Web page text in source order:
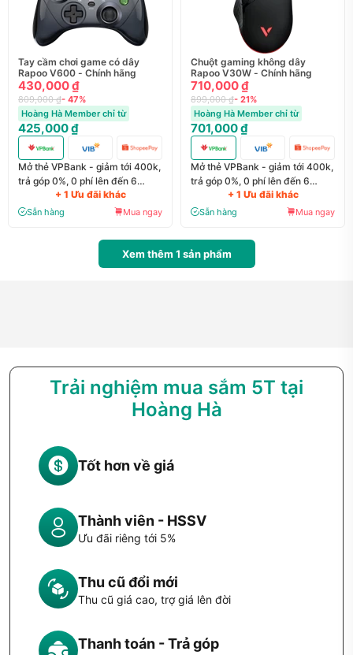
Tay cầm chơi game có dây
Rapoo V600 - Chính hãng
430,000 ₫
809,000 ₫- 47%
Hoàng Hà Member chỉ từ
425,000 ₫
Mở thẻ VPBank - giảm tới 400k,
trả góp 0%, 0 phí lên đến 6
+ 1 Ưu đãi khác
Sẵn hàng Mua ngay
Chuột gaming không dây
Rapoo V30W - Chính hãng
710,000 ₫
899,000 ₫- 21%
Hoàng Hà Member chỉ từ
701,000 ₫
Mở thẻ VPBank - giảm tới 400k,
trả góp 0%, 0 phí lên đến 6
+ 1 Ưu đãi khác
Sẵn hàng Mua ngay
Xem thêm 1 sản phẩm
Trải nghiệm mua sắm 5T tại
Hoàng Hà
Tốt hơn về giá
Thành viên - HSSV
Ưu đãi riêng tới 5%
Thu cũ đổi mới
Thu cũ giá cao, trợ giá lên đời
Thanh toán - Trả góp